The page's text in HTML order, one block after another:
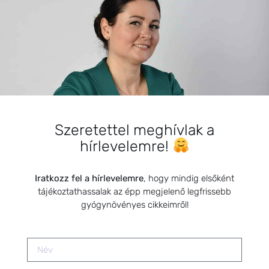
módszerek segítségével
három évet vártunk a kis Csodánkra. Tulajdonképpen az
utolsó pillanatban köszöntött be hozzánk, amikor már a
Szeretettel meghívlak a
hírlevelemre!
Iratkozz fel a hírlevelemre, hogy mindig elsőként
tájékoztathassalak az épp megjelenő legfrissebb
gyógynövényes cikkeimről!